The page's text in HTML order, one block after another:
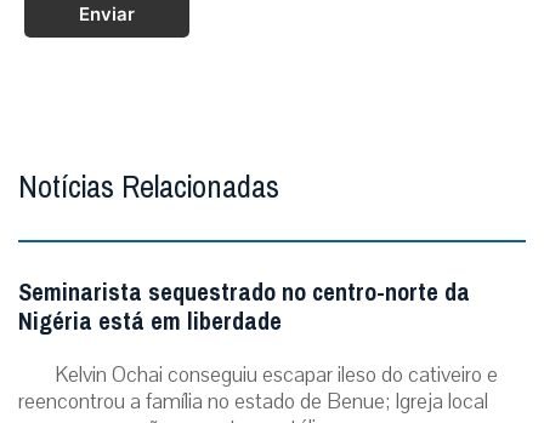
Enviar
Notícias Relacionadas
Seminarista sequestrado no centro-norte da
Nigéria está em liberdade
Kelvin Ochai conseguiu escapar ileso do cativeiro e
reencontrou a família no estado de Benue; Igreja local